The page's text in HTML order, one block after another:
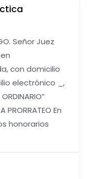
Señor Juez
con domicilio
electrónico _,
En
honorarios